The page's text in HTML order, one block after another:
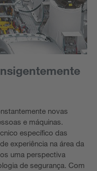
novas
e máquinas.
específico das
experiência na área da
uma perspectiva
de segurança. Com